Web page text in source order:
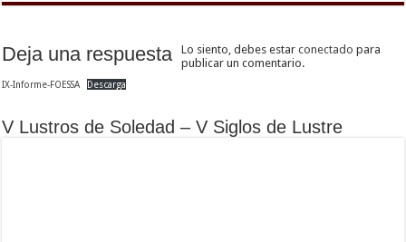
Deja una respuesta Lo siento, debes estarconectado para
publicar un comentario.
IX-Informe-FOESSA Descarga
V Lustros de Soledad – V Siglos de Lustre